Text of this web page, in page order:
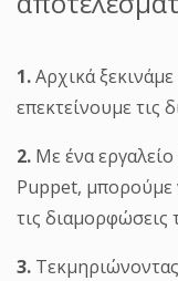
1.Αρχικά
επεκτείνουμε τις
2. Με ένα
Puppet, μπορούμε
τις διαμορφώσεις
3.